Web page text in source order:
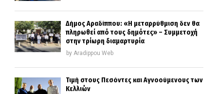
Δήμος Αραδίππου: «Η μεταρρύθμιση δεν θα
πληρωθεί από τους δημότες» – Συμμετοχή
στην τρίωρη διαμαρτυρία
by Aradippou Web
Τιμή στους Πεσόντες και Αγνοούμενους των
Κελλιών